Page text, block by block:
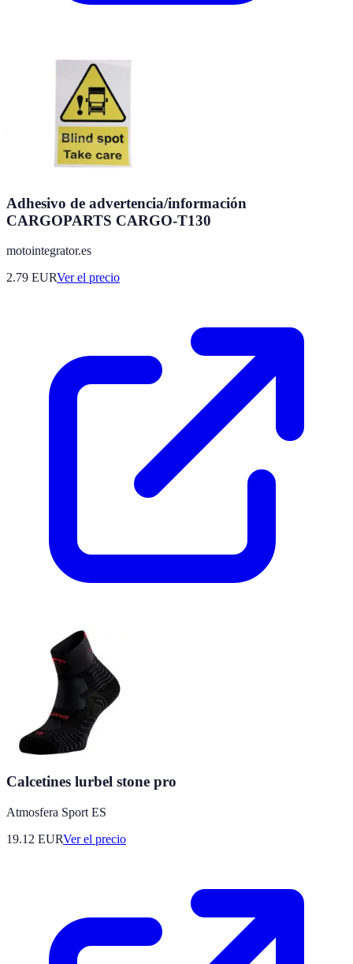
Adhesivo de advertencia/información
CARGOPARTS CARGO-T130
motointegrator.es
2.79 EURVer el precio
Calcetines lurbel stone pro
Atmosfera Sport ES
19.12 EURVer el precio